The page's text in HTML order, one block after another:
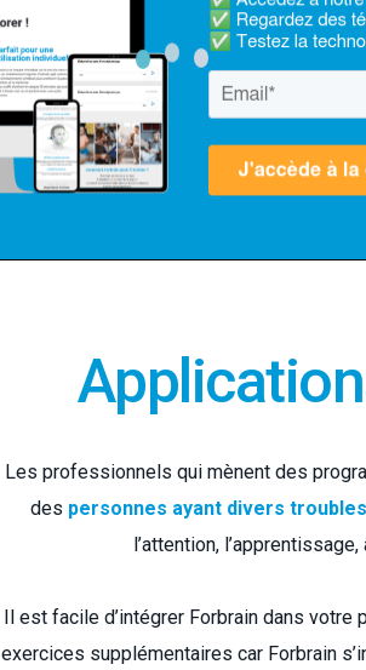
Les professionnels qui mènent des
des personnes ayant divers troubles
l’attention,
Il est facile d’intégrer Forbrain dans votre
exercices supplémentaires car Forbrain